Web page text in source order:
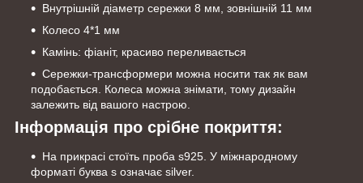
Внутрішній діаметр сережки 8 мм, зовнішній 11 мм
Колесо 4*1 мм
Камінь: фіаніт, красиво переливається
Сережки-трансформери можна носити так як вам
подобається. Колеса можна знімати, тому дизайн
залежить від вашого настрою.
Інформація про срібне покриття:
На прикрасі стоїть проба s925. У міжнародному
форматі буква s означає silver.